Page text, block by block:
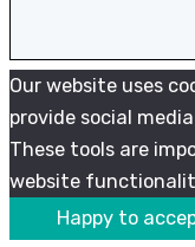
Our website uses
provide social
These tools are
website
Happy to